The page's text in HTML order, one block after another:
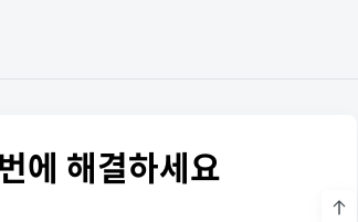
에 해결하세요